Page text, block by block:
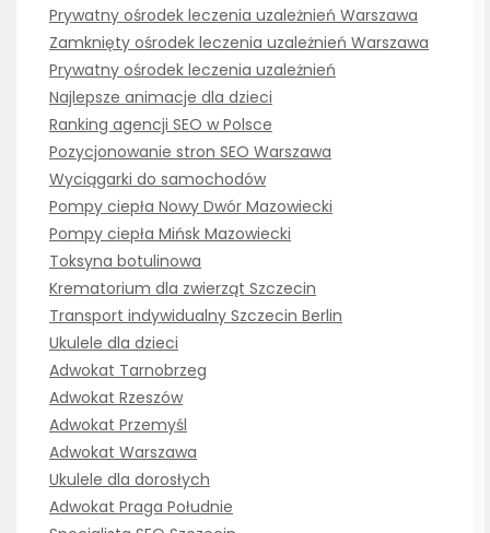
Prywatny ośrodek leczenia uzależnień Warszawa
Zamknięty ośrodek leczenia uzależnień Warszawa
Prywatny ośrodek leczenia uzależnień
Najlepsze animacje dla dzieci
Ranking agencji SEO w Polsce
Pozycjonowanie stron SEO Warszawa
Wyciągarki do samochodów
Pompy ciepła Nowy Dwór Mazowiecki
Pompy ciepła Mińsk Mazowiecki
Toksyna botulinowa
Krematorium dla zwierząt Szczecin
Transport indywidualny Szczecin Berlin
Ukulele dla dzieci
Adwokat Tarnobrzeg
Adwokat Rzeszów
Adwokat Przemyśl
Adwokat Warszawa
Ukulele dla dorosłych
Adwokat Praga Południe